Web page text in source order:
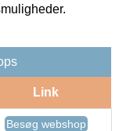
Link
Besøg webshop